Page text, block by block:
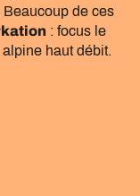
de ces
: focus le
haut débit.